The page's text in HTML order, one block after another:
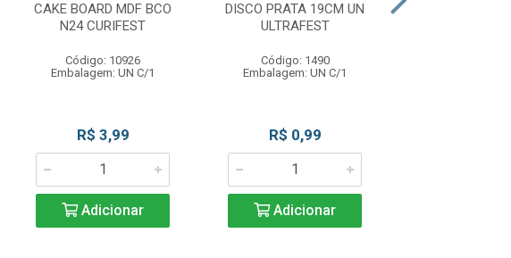
CAKE BOARD MDF BCO
N24 CURIFEST
Código: 10926
Embalagem: UN C/1
R$ 3,99
Adicionar
DISCO PRATA 19CM UN
ULTRAFEST
Código: 1490
Embalagem: UN C/1
R$ 0,99
Adicionar